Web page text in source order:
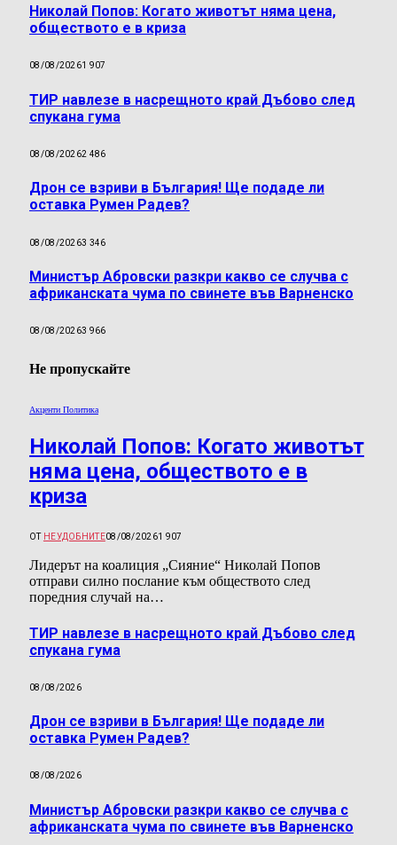
Николай Попов: Когато животът няма цена,
обществото е в криза
08/08/20261 907
ТИР навлезе в насрещното край Дъбово след
спукана гума
08/08/20262 486
Дрон се взриви в България! Ще подаде ли
оставка Румен Радев?
08/08/20263 346
Министър Абровски разкри какво се случва с
африканската чума по свинете във Варненско
08/08/20263 966
Не пропускайте
Акценти Политика
Николай Попов: Когато животът
няма цена, обществото е в
криза
ОТ НЕУДОБНИТЕ08/08/20261 907
Лидерът на коалиция „Сияние“ Николай Попов
отправи силно послание към обществото след
поредния случай на…
ТИР навлезе в насрещното край Дъбово след
спукана гума
08/08/2026
Дрон се взриви в България! Ще подаде ли
оставка Румен Радев?
08/08/2026
Министър Абровски разкри какво се случва с
африканската чума по свинете във Варненско